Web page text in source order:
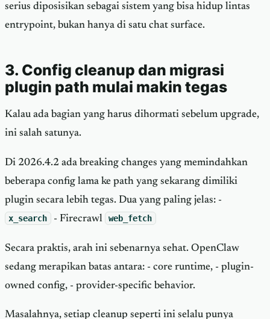
serius diposisikan sebagai sistem yang bisa hidup lintas
entrypoint, bukan hanya di satu chat surface.
3. Config cleanup dan migrasi
plugin path mulai makin tegas
Kalau ada bagian yang harus dihormati sebelum upgrade,
ini salah satunya.
Di 2026.4.2 ada breaking changes yang memindahkan
beberapa config lama ke path yang sekarang dimiliki
plugin secara lebih tegas. Dua yang paling jelas: -
x_search - Firecrawl web_fetch
Secara praktis, arah ini sebenarnya sehat. OpenClaw
sedang merapikan batas antara: - core runtime, - plugin-
owned config, - provider-specific behavior.
Masalahnya, setiap cleanup seperti ini selalu punya